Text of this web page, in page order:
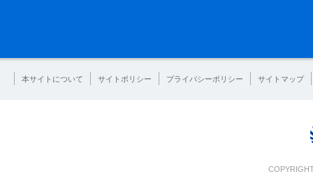
本サイトについて サイトポリシー プライバシーポリシー サイトマップ